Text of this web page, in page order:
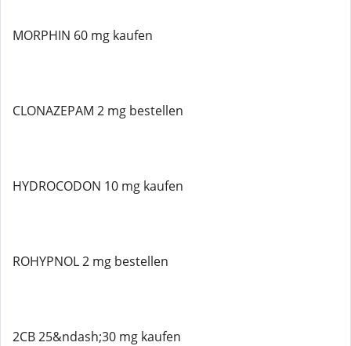
MORPHIN 60 mg kaufen
CLONAZEPAM 2 mg bestellen
HYDROCODON 10 mg kaufen
ROHYPNOL 2 mg bestellen
2CB 25&ndash;30 mg kaufen